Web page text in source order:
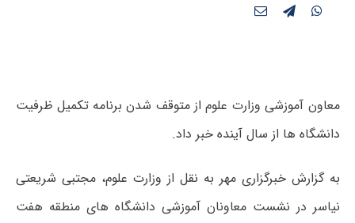
معاون آموزشی وزارت علوم از متوقف شدن برنامه تکمیل ظرفیت
دانشگاه ها از سال آینده خبر داد.
به گزارش خبرگزاری مهر به نقل از وزارت علوم، مجتبی شریعتی
نیاسر در نشست معاونان آموزشی دانشگاه های منطقه هفت